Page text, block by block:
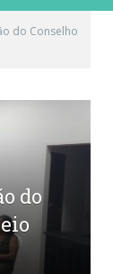
do Conselho
do